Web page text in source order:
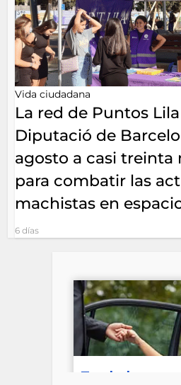
Vida ciudadana
La red de Puntos
Diputació de
agosto a casi
para combatir las
machistas en
6 días